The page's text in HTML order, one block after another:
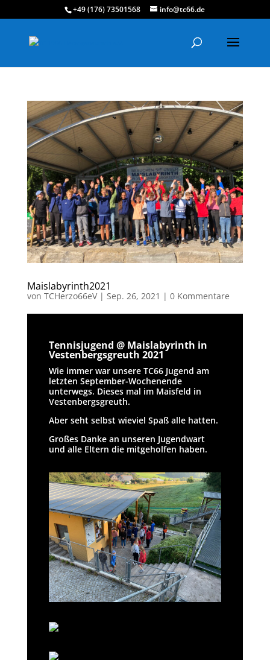
+49 (176) 73501568 info@tc66.de
Maislabyrinth2021
von TCHerzo66eV| Sep. 26, 2021 | 0 Kommentare
Tennisjugend @ Maislabyrinth in
Vestenbergsgreuth 2021
Wie immer war unsere TC66 Jugend am
letzten September-Wochenende
unterwegs. Dieses mal im Maisfeld in
Vestenbergsgreuth.
Aber seht selbst wieviel Spaß alle hatten.
Großes Danke an unseren Jugendwart
und alle Eltern die mitgeholfen haben.